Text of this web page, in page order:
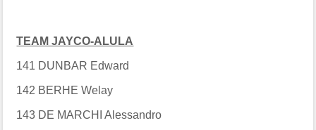
TEAM JAYCO-ALULA
141 DUNBAR Edward
142 BERHE Welay
143 DE MARCHI Alessandro